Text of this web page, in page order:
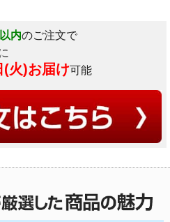
内のご注文で
(火)お届け可能